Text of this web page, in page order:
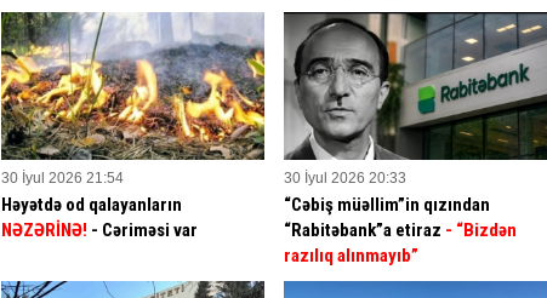
30 İyul 2026 21:54
Həyətdə od qalayanların
NƏZƏRİNƏ! - Cəriməsi var
30 İyul 2026 20:33
“Cəbiş müəllim”in qızından
“Rabitəbank”a etiraz - “Bizdən
razılıq alınmayıb”